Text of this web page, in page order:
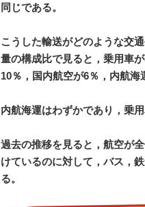
同じである。
こうした輸送がどのような交
量の構成比で見ると，乗用車
10％，国内航空が6％，内航海
内航海運はわずかであり，乗
過去の推移を見ると，航空が
けているのに対して，バス，
る。